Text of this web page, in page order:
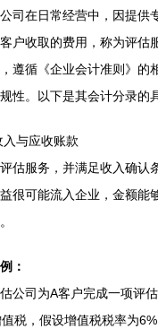
司在日常经营中，因提供
户收取的费用，称为评估
遵循《企业会计准则》的
性。以下是其会计分录的
与应收账款
估服务，并满足收入确认
很可能流入企业，金额能
：
公司为A客户完成一项评
税，假设增值税税率为6%